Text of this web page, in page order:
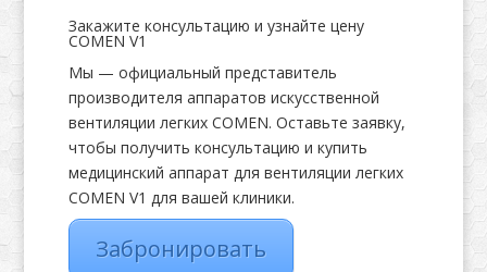
Закажите консультацию и узнайте цену
COMEN V1
Мы — официальный представитель
производителя аппаратов искусственной
вентиляции легких COMEN. Оставьте заявку,
чтобы получить консультацию и купить
медицинский аппарат для вентиляции легких
COMEN V1 для вашей клиники.
Забронировать